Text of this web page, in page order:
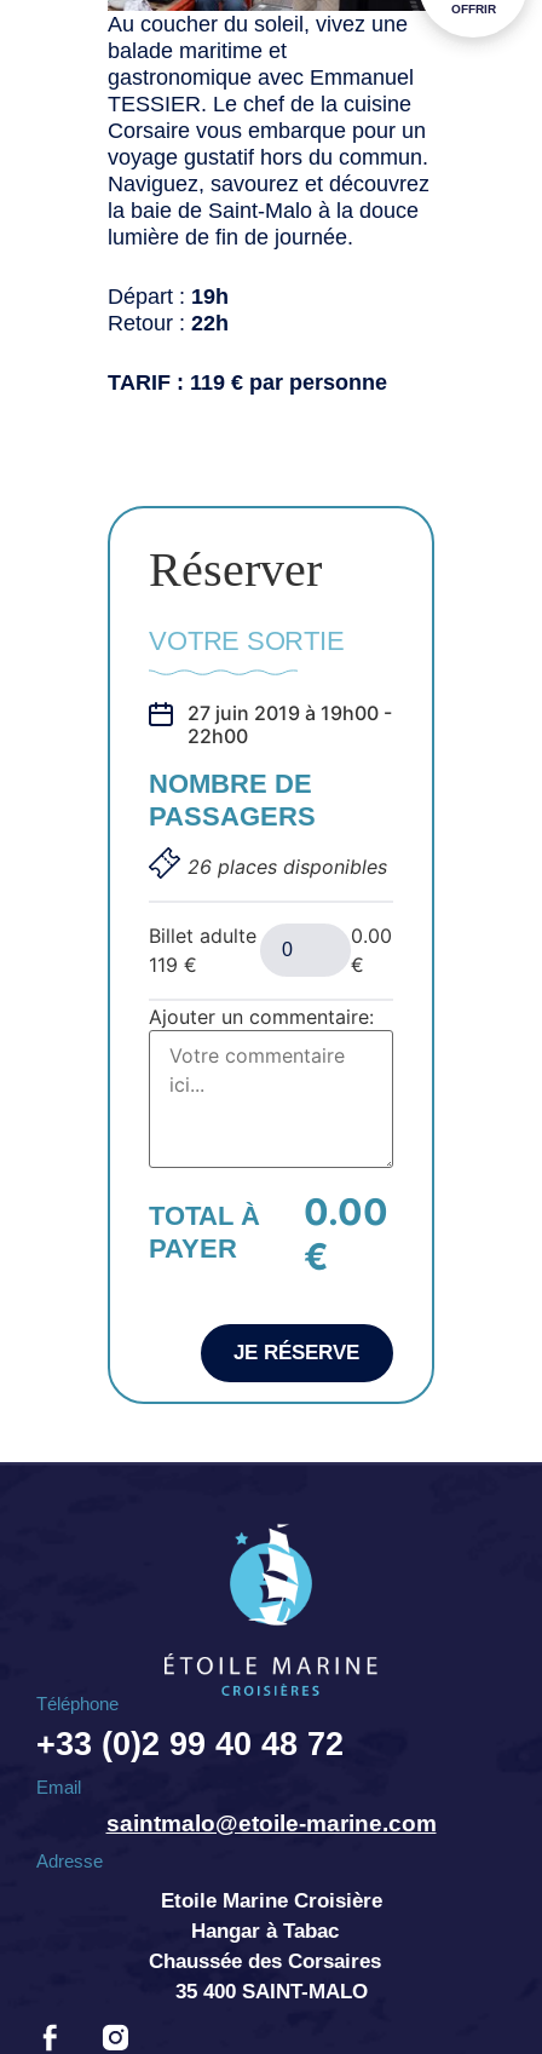
Au coucher du soleil, vivez une
balade maritime et
gastronomique avec Emmanuel
TESSIER. Le chef de la cuisine
Corsaire vous embarque pour un
voyage gustatif hors du commun.
Naviguez, savourez et découvrez
la baie de Saint-Malo à la douce
lumière de fin de journée.
Départ : 19h
Retour : 22h
TARIF : 119 € par personne
Réserver
VOTRE SORTIE
27 juin 2019 à 19h00 -
22h00
NOMBRE DE
PASSAGERS
26 places disponibles
Billet adulte
119€
0.00
€
Ajouter un commentaire:
TOTAL À
PAYER
0.00
€
JE RÉSERVE
Téléphone
+33 (0)2 99 40 48 72
Email
saintmalo@etoile-marine.com
Adresse
Etoile Marine Croisière
Hangar à Tabac
Chaussée des Corsaires
35 400 SAINT-MALO
OFFRIR